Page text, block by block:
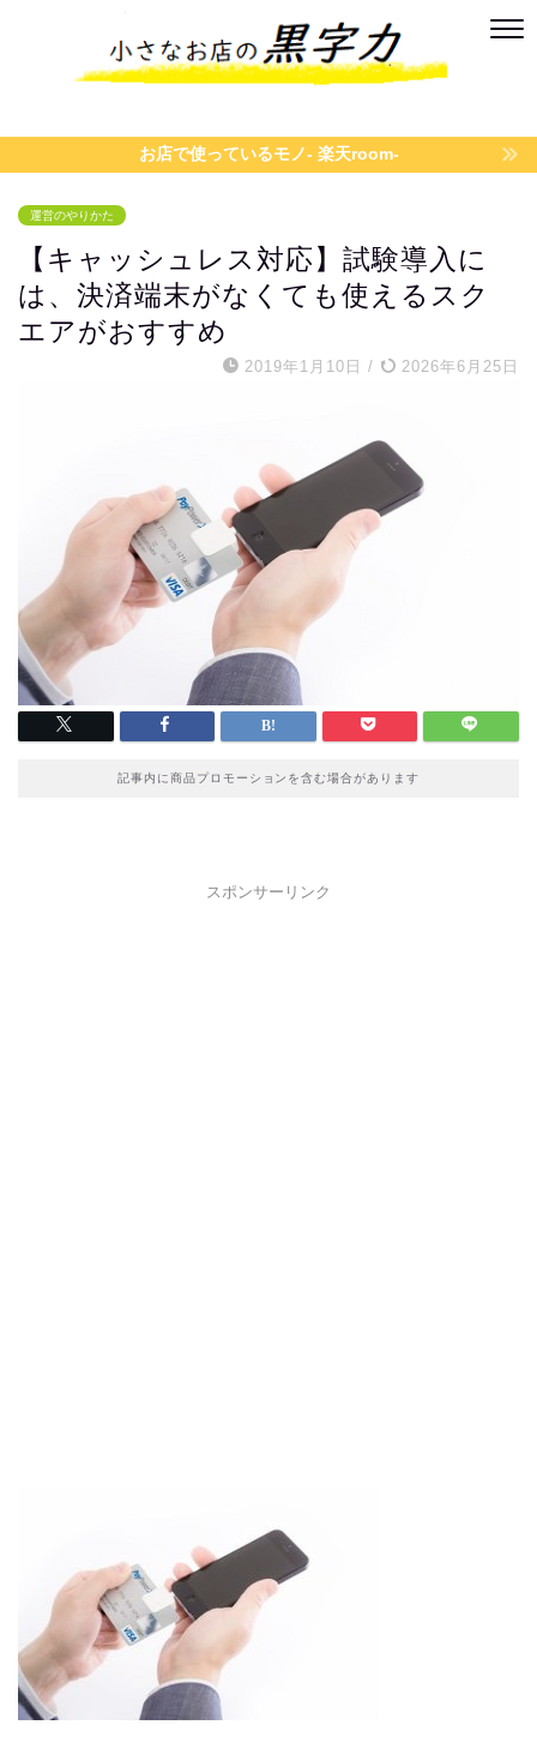
お店で使っているモノ- 楽天room-
運営のやりかた
【キャッシュレス対応】試験導入に
は、決済端末がなくても使えるスク
エアがおすすめ
2019年1月10日 / 2026年6月25日
記事内に商品プロモーションを含む場合があります
スポンサーリンク